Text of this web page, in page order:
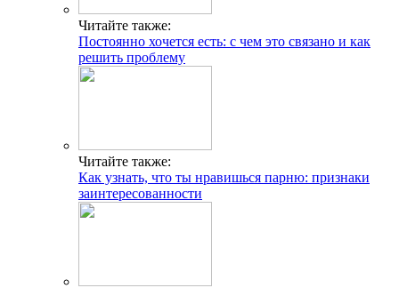
Читайте также:
Постоянно хочется есть: с чем это связано и как
решить проблему
Читайте также:
Как узнать, что ты нравишься парню: признаки
заинтересованности